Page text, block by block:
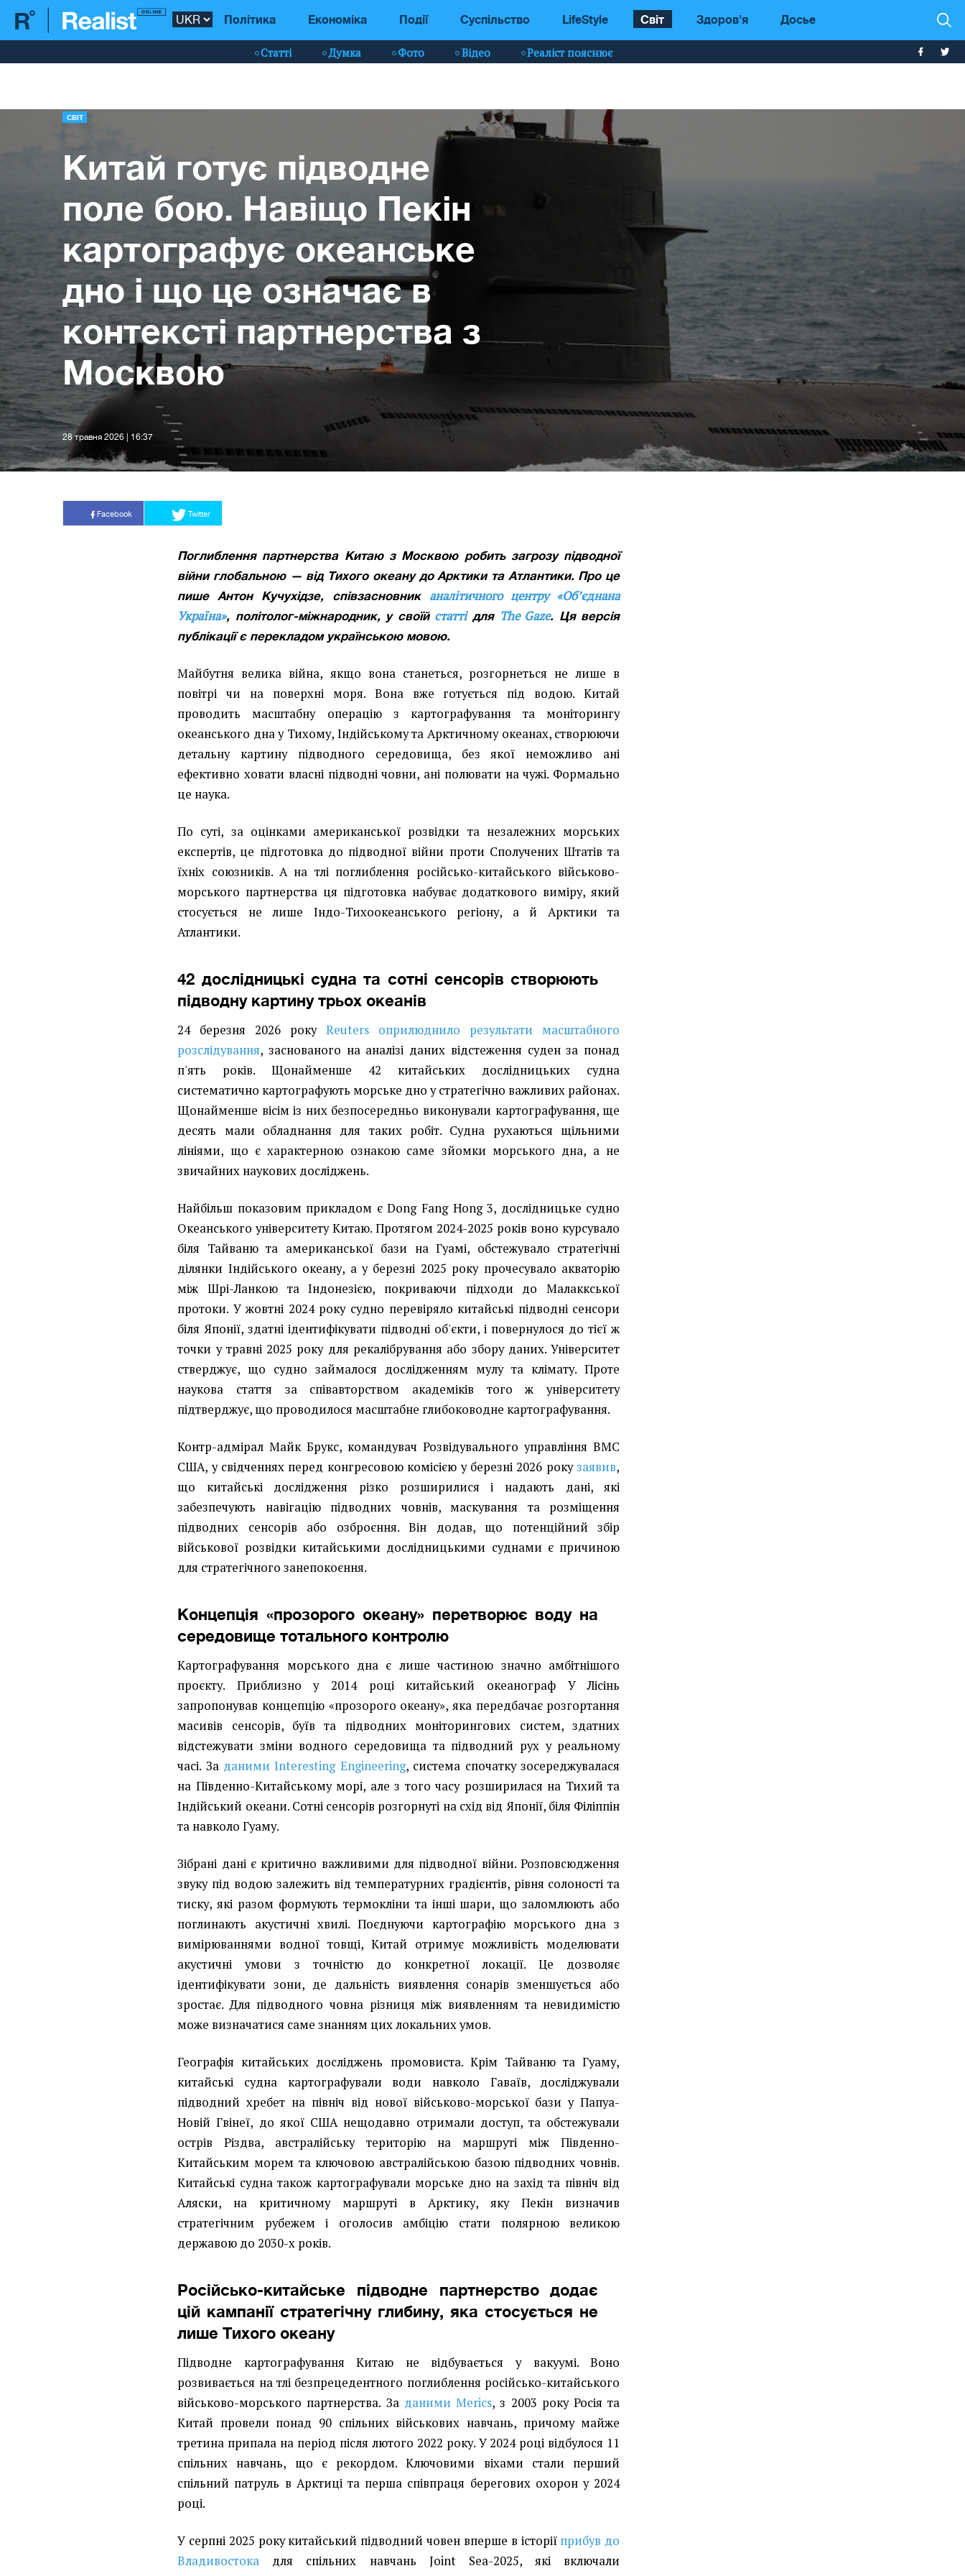
Політика Економіка Події Суспільство LifeStyle Світ Здоров'я Досье
Статті Думка Фото Відео Реаліст пояснює
СВІТ
Китай готує підводне
поле бою. Навіщо Пекін
картографує океанське
дно і що це означає в
контексті партнерства з
Москвою
28 травня 2026 | 16:37
Facebook Twitter
Поглиблення партнерства Китаю з Москвою робить загрозу підводної
війни глобальною — від Тихого океану до Арктики та Атлантики. Про це
пише Антон Кучухідзе, співзасновник аналітичного центру «Об’єднана
Україна», політолог-міжнародник, у своїй статтідля The Gaze. Ця версія
публікації є перекладом українською мовою.
Майбутня велика війна, якщо вона станеться, розгорнеться не лише в
повітрі чи на поверхні моря. Вона вже готується під водою. Китай
проводить масштабну операцію з картографування та моніторингу
океанського дна у Тихому, Індійському та Арктичному океанах, створюючи
детальну картину підводного середовища, без якої неможливо ані
ефективно ховати власні підводні човни, ані полювати на чужі. Формально
це наука.
По суті, за оцінками американської розвідки та незалежних морських
експертів, це підготовка до підводної війни проти Сполучених Штатів та
їхніх союзників. А на тлі поглиблення російсько-китайського військово-
морського партнерства ця підготовка набуває додаткового виміру, який
стосується не лише Індо-Тихоокеанського регіону, а й Арктики та
Атлантики.
42 дослідницькі судна та сотні сенсорів створюють
підводну картину трьох океанів
24 березня 2026 рокуReuters оприлюднило результати масштабного
розслідування, заснованого на аналізі даних відстеження суден за понад
п'ять років. Щонайменше 42 китайських дослідницьких судна
систематично картографують морське дно у стратегічно важливих районах.
Щонайменше вісім із них безпосередньо виконували картографування, ще
десять мали обладнання для таких робіт. Судна рухаються щільними
лініями, що є характерною ознакою саме зйомки морського дна, а не
звичайних наукових досліджень.
Найбільш показовим прикладом є Dong Fang Hong 3, дослідницьке судно
Океанського університету Китаю. Протягом 2024-2025 років воно курсувало
біля Тайваню та американської бази на Гуамі, обстежувало стратегічні
ділянки Індійського океану, а у березні 2025 року прочесувало акваторію
між Шрі-Ланкою та Індонезією, покриваючи підходи до Малаккської
протоки. У жовтні 2024 року судно перевіряло китайські підводні сенсори
біля Японії, здатні ідентифікувати підводні об'єкти, і повернулося до тієї ж
точки у травні 2025 року для рекалібрування або збору даних. Університет
стверджує, що судно займалося дослідженням мулу та клімату. Проте
наукова стаття за співавторством академіків того ж університету
підтверджує, що проводилося масштабне глибоководне картографування.
Контр-адмірал Майк Брукс, командувач Розвідувального управління ВМС
США, у свідченнях перед конгресовою комісією у березні 2026 рокузаявив,
що китайські дослідження різко розширилися і надають дані, які
забезпечують навігацію підводних човнів, маскування та розміщення
підводних сенсорів або озброєння. Він додав, що потенційний збір
військової розвідки китайськими дослідницькими суднами є причиною
для стратегічного занепокоєння.
Концепція «прозорого океану» перетворює воду на
середовище тотального контролю
Картографування морського дна є лише частиною значно амбітнішого
проєкту. Приблизно у 2014 році китайський океанограф У Лісінь
запропонував концепцію «прозорого океану», яка передбачає розгортання
масивів сенсорів, буїв та підводних моніторингових систем, здатних
відстежувати зміни водного середовища та підводний рух у реальному
часі. За даними Interesting Engineering, система спочатку зосереджувалася
на Південно-Китайському морі, але з того часу розширилася на Тихий та
Індійський океани. Сотні сенсорів розгорнуті на схід від Японії, біля Філіппін
та навколо Гуаму.
Зібрані дані є критично важливими для підводної війни. Розповсюдження
звуку під водою залежить від температурних градієнтів, рівня солоності та
тиску, які разом формують термокліни та інші шари, що заломлюють або
поглинають акустичні хвилі. Поєднуючи картографію морського дна з
вимірюваннями водної товщі, Китай отримує можливість моделювати
акустичні умови з точністю до конкретної локації. Це дозволяє
ідентифікувати зони, де дальність виявлення сонарів зменшується або
зростає. Для підводного човна різниця між виявленням та невидимістю
може визначатися саме знанням цих локальних умов.
Географія китайських досліджень промовиста. Крім Тайваню та Гуаму,
китайські судна картографували води навколо Гаваїв, досліджували
підводний хребет на північ від нової військово-морської бази у Папуа-
Новій Гвінеї, до якої США нещодавно отримали доступ, та обстежували
острів Різдва, австралійську територію на маршруті між Південно-
Китайським морем та ключовою австралійською базою підводних човнів.
Китайські судна також картографували морське дно на захід та північ від
Аляски, на критичному маршруті в Арктику, яку Пекін визначив
стратегічним рубежем і оголосив амбіцію стати полярною великою
державою до 2030-х років.
Російсько-китайське підводне партнерство додає
цій кампанії стратегічну глибину, яка стосується не
лише Тихого океану
Підводне картографування Китаю не відбувається у вакуумі. Воно
розвивається на тлі безпрецедентного поглиблення російсько-китайського
військово-морського партнерства. За даними Merics, з 2003 року Росія та
Китай провели понад 90 спільних військових навчань, причому майже
третина припала на період після лютого 2022 року. У 2024 році відбулося 11
спільних навчань, що є рекордом. Ключовими віхами стали перший
спільний патруль в Арктиці та перша співпраця берегових охорон у 2024
році.
У серпні 2025 року китайський підводний човен вперше в історії прибув до
Владивостока для спільних навчань Joint Sea-2025, які включали